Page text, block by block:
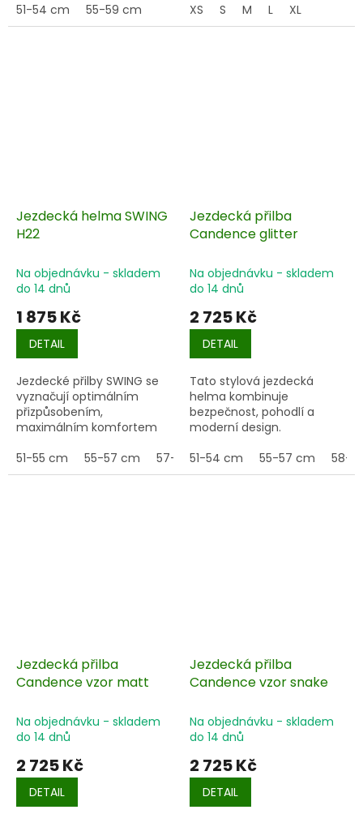
hlavě, promyšlené
odvětrávání pro optimální
51-54 cm 55-59 cm
XS
S M L XL
Jezdecká helma SWING
H22
Na objednávku - skladem
do 14 dnů
1 875 Kč
DETAIL
Jezdecké přilby SWING se
vyznačují optimálním
přizpůsobením,
maximálním komfortem
bezpečnosti. Tyto helmy
procházejí neustálým
51-55 cm 55-57 cm 57-59 cm 59-61 cm
Jezdecká přilba
Candence glitter
Na objednávku - skladem
do 14 dnů
2 725 Kč
DETAIL
Tato stylová jezdecká
helma kombinuje
bezpečnost, pohodlí a
moderní design.
51-54 cm
55-57 cm 58-
Jezdecká přilba
Candence vzor matt
Na objednávku - skladem
do 14 dnů
2 725 Kč
DETAIL
Jezdecká přilba
Candence vzor snake
Na objednávku - skladem
do 14 dnů
2 725 Kč
DETAIL